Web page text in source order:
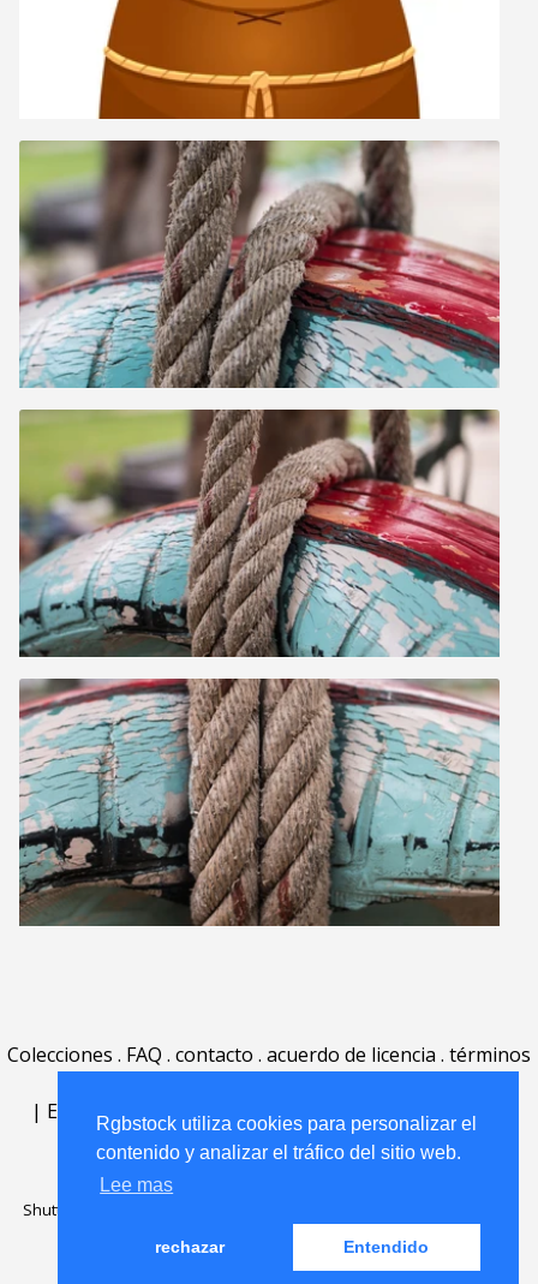
Rgbstock utiliza cookies para personalizar el
contenido y analizar el tráfico del sitio web.
Lee mas
rechazar Entendido
Colecciones . FAQ . contacto . acuerdo de licencia . términos
| English | Deutsch| Español Português
Nederlands|
Shutterstock official partner of Rgbstock
Rgbstock